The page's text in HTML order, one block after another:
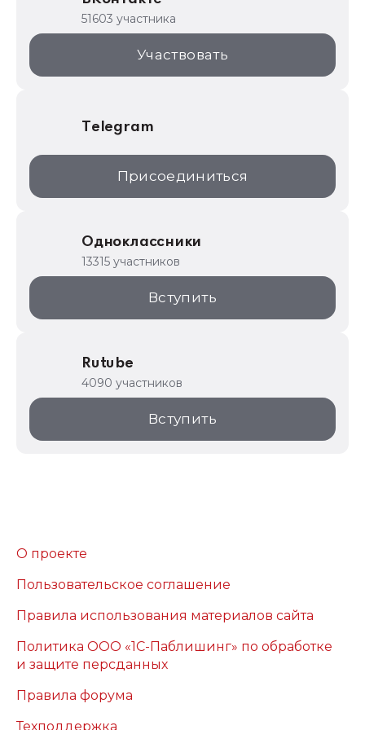
1С:Торговая площадка
51603 участника
Участвовать
Telegram
Присоединиться
Одноклассники
13315 участников
Вступить
Rutube
4090 участников
Вступить
О проекте
Пользовательское соглашение
Правила использования материалов сайта
Политика ООО «1С-Паблишинг» по обработке
и защите персданных
Правила форума
Техподдержка